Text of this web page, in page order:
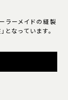
ラーメイドの縫製
となっています。